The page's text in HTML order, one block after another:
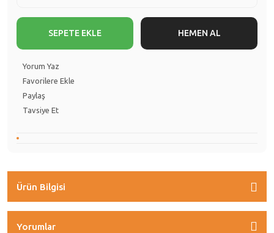
SEPETE EKLE HEMEN AL
Yorum Yaz
Paylaş
Tavsiye Et
Ürün Bilgisi
Yorumlar